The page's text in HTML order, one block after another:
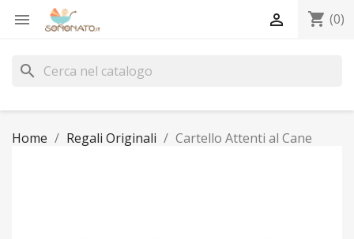
 shopping_cart (0)

search
Home Regali Originali Cartello Attenti al Cane